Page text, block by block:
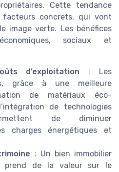
Cette tendance
facteurs concrets, qui vont
image verte. Les bénéfices
sociaux et
d’exploitation : Les
grâce à une meilleure
de matériaux éco-
de technologies
de diminuer
charges énergétiques et
: Un bien immobilier
prend de la valeur sur le